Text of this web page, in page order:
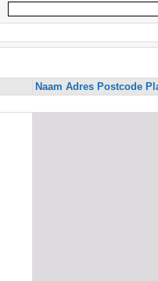
Naam Adres Postcode